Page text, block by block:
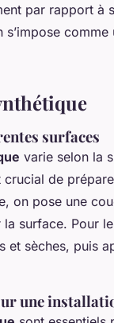
par rapport à
surfaces
varie selon la
de
on pose une
surface. Pour
et sèches, puis
une